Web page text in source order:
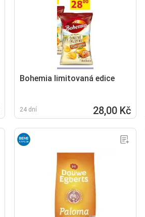
Bohemia limitovaná edice
24 dní 28,00 Kč